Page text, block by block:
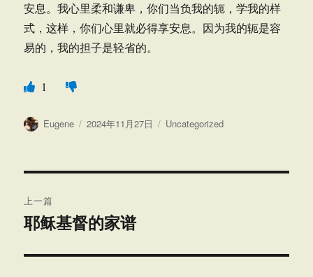
安息。我心里柔和谦卑，你们当负我的轭，学我的样
式，这样，你们心里就必得享安息。因为我的轭是容
易的，我的担子是轻省的。
1
作
Eugene
发
2024年11月27日
分
Uncategorized
章
上一篇
上
文
耶稣基督的家谱